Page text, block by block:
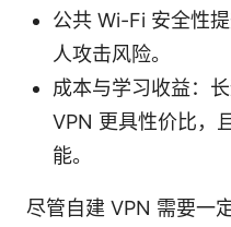
公共 Wi-Fi 安全性
人攻击风险。
成本与学习收益：
VPN 更具性价比，
能。
尽管自建 VPN 需要一